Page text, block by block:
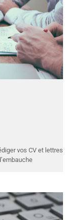
vos CV et lettres